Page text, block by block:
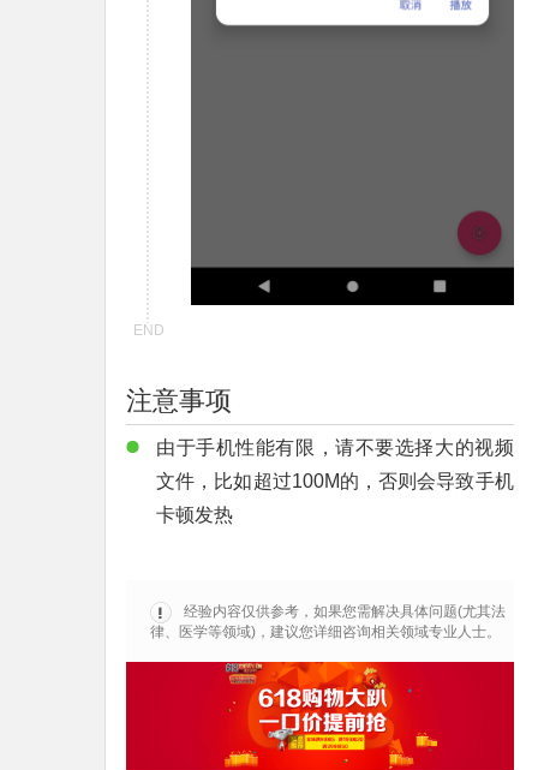
END
注意事项
由于手机性能有限，请不要选择大的视频
文件，比如超过100M的，否则会导致手机
卡顿发热
经验内容仅供参考，如果您需解决具体问题(尤其法
律、医学等领域)，建议您详细咨询相关领域专业人士。